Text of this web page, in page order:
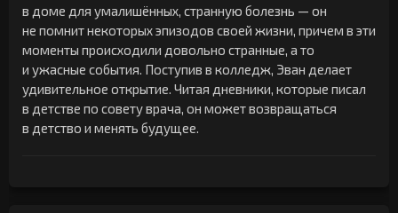
в доме для умалишённых, странную болезнь — он
не помнит некоторых эпизодов своей жизни, причем в эти
моменты происходили довольно странные, а то
и ужасные события. Поступив в колледж, Эван делает
удивительное открытие. Читая дневники, которые писал
в детстве по совету врача, он может возвращаться
в детство и менять будущее.